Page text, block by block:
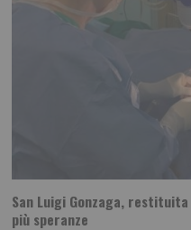
San Luigi Gonzaga, restituita
più speranze